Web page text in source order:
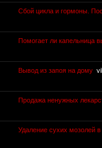
Сбой цикла и гормоны.
Помогает ли капельница
Вывод из запоя на дому
Продажа ненужных
Удаление сухих мозолей